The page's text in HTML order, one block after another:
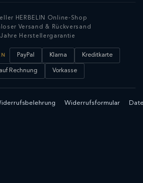
HERBELIN Online-Shop
Versand & Rückversand
Jahre Herstellergarantie
PayPal Klarna Kreditkarte
Rechnung Vorkasse
Widerrufsformular